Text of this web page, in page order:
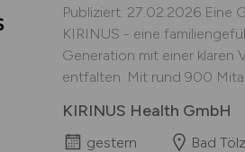
Publiziert: 27.02.2026 Eine
KIRINUS - eine
Generation mit einer klaren
entfalten. Mit rund 900
KIRINUS Health GmbH
gestern Bad Tölz